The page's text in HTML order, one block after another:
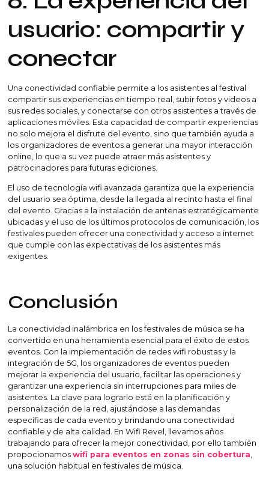
usuario: compartir y
conectar
Una conectividad confiable permite a los asistentes al festival
compartir sus experiencias en tiempo real, subir fotos y videos a
sus redes sociales, y conectarse con otros asistentes a través de
aplicaciones móviles. Esta capacidad de compartir experiencias
no solo mejora el disfrute del evento, sino que también ayuda a
los organizadores de eventos a generar una mayor interacción
online, lo que a su vez puede atraer más asistentes y
patrocinadores para futuras ediciones.
El uso de tecnología wifi avanzada garantiza que la experiencia
del usuario sea óptima, desde la llegada al recinto hasta el final
del evento. Gracias a la instalación de antenas estratégicamente
ubicadas y el uso de los últimos protocolos de comunicación, los
festivales pueden ofrecer una conectividad y acceso a internet
que cumple con las expectativas de los asistentes más
exigentes.
Conclusión
La conectividad inalámbrica en los festivales de música se ha
convertido en una herramienta esencial para el éxito de estos
eventos. Con la implementación de redes wifi robustas y la
integración de 5G, los organizadores de eventos pueden
mejorar la experiencia del usuario, facilitar las operaciones y
garantizar una experiencia sin interrupciones para miles de
asistentes. La clave para lograrlo está en la planificación y
personalización de la red, ajustándose a las demandas
específicas de cada evento y brindando una conectividad
confiable y de alta calidad. En Wifi Revel, llevamos años
trabajando para ofrecer la mejor conectividad, por ello también
propocionamos wifi para eventos en zonas sin cobertura
una solución habitual en festivales de música.